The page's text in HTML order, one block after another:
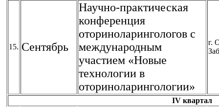
15. Сентябрь
Научно-практическая
конференция
оториноларингологов с
международным
участием «Новые
технологии в
оториноларингологии»
г.
IV квартал